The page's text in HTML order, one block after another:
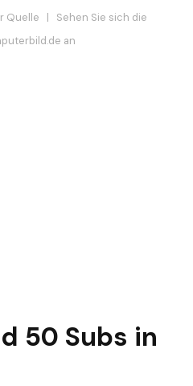
Quelle | Sehen Sie sich die
an
50 Subs in